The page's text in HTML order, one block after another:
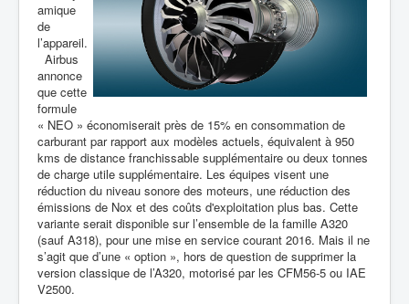
amique
de
l’appareil.
Airbus
annonce
que cette
formule
« NEO » économiserait près de 15% en consommation de
carburant par rapport aux modèles actuels, équivalent à 950
kms de distance franchissable supplémentaire ou deux tonnes
de charge utile supplémentaire. Les équipes visent une
réduction du niveau sonore des moteurs, une réduction des
émissions de Nox et des coûts d'exploitation plus bas. Cette
variante serait disponible sur l’ensemble de la famille A320
(sauf A318), pour une mise en service courant 2016. Mais il ne
s’agit que d’une « option », hors de question de supprimer la
version classique de l’A320, motorisé par les CFM56-5 ou IAE
V2500.